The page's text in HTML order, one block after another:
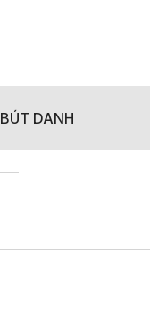
BÚT DANH